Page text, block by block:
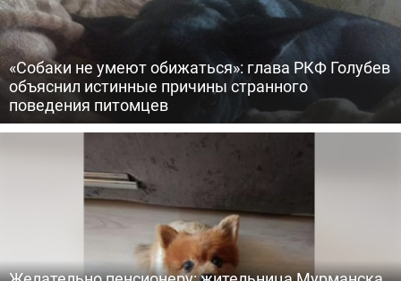
«Собаки не умеют обижаться»: глава РКФ Голубев
объяснил истинные причины странного
поведения питомцев